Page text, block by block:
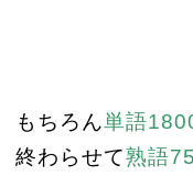
もちろん単語
終わらせて熟語